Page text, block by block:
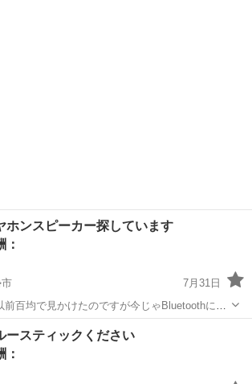
ホンスピーカー探しています
：
7月31日
百均で見かけたのですが今じゃBluetoothにな
した。見かけたかたもしくは不要の方声をかけ
買いたい/ください
ースティックください
：